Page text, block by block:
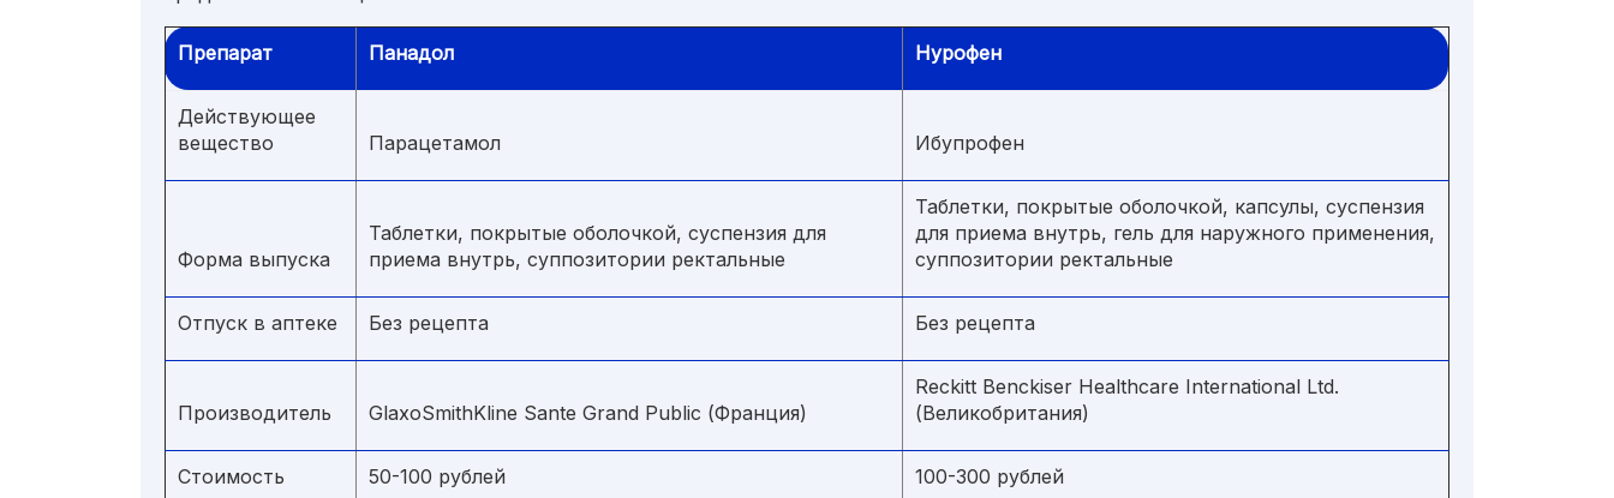
Препарат Панадол Нурофен
Действующее
вещество
Парацетамол Ибупрофен
Форма выпуска
Таблетки, покрытые оболочкой, суспензия для
приема внутрь, суппозитории ректальные
Таблетки, покрытые оболочкой, капсулы, суспензия
для приема внутрь, гель для наружного применения,
суппозитории ректальные
Отпуск в аптеке Без рецепта Без рецепта
Производитель GlaxoSmithKline Sante Grand Public (Франция)
Reckitt Benckiser Healthcare International Ltd.
(Великобритания)
Стоимость 50-100 рублей 100-300 рублей